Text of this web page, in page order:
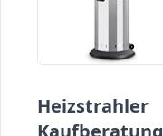
Heizstrahler
Kaufberatung